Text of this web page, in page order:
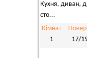
Кухня, диван,
сто...
Кімнат
1
17/